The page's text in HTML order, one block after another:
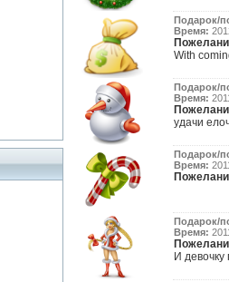
Подарок/
Время:
With
Подарок/
Время:
удачи
Подарок/
Время:
Подарок/
Время:
И девочку